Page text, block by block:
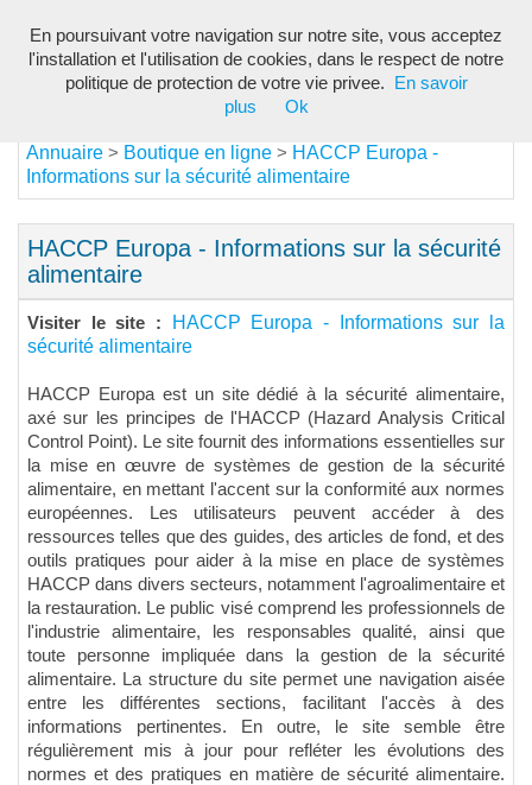
Annuaire > Boutique en ligne > HACCP Europa -
Informations sur la sécurité alimentaire
HACCP Europa - Informations sur la sécurité
alimentaire
Visiter le site :
HACCP Europa - Informations sur la
sécurité alimentaire
HACCP Europa est un site dédié à la sécurité alimentaire,
axé sur les principes de l'HACCP (Hazard Analysis Critical
Control Point). Le site fournit des informations essentielles sur
la mise en œuvre de systèmes de gestion de la sécurité
alimentaire, en mettant l'accent sur la conformité aux normes
européennes. Les utilisateurs peuvent accéder à des
ressources telles que des guides, des articles de fond, et des
outils pratiques pour aider à la mise en place de systèmes
HACCP dans divers secteurs, notamment l'agroalimentaire et
la restauration. Le public visé comprend les professionnels de
l'industrie alimentaire, les responsables qualité, ainsi que
toute personne impliquée dans la gestion de la sécurité
alimentaire. La structure du site permet une navigation aisée
entre les différentes sections, facilitant l'accès à des
informations pertinentes. En outre, le site semble être
régulièrement mis à jour pour refléter les évolutions des
normes et des pratiques en matière de sécurité alimentaire.
En poursuivant votre navigation sur notre site, vous acceptez
l'installation et l'utilisation de cookies, dans le respect de notre
politique de protection de votre vie privee.
En savoir
plus
Ok